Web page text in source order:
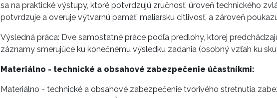
sa na praktické výstupy, ktoré potvrdzujú zručnosť, úroveň technického
potvrdzuje a overuje výtvarnú pamäť, maliarsku citlivosť, a zároveň
Výsledná práca: Dve samostatné práce podľa predlohy, ktorej
záznamy smerujúce ku konečnému výsledku zadania (osobný vzťah ku
Materiálno - technické a obsahové zabezpečenie účastníkmi:
Materiálno - technické a obsahové zabezpečenie tvorivého stretnutia